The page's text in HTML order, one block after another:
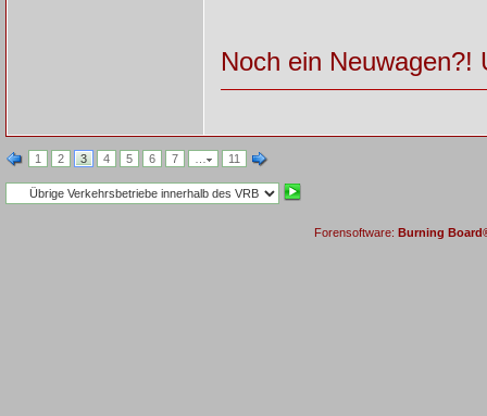
Noch ein Neuwagen?!
1 2 3 4 5 6 7 11
Forensoftware: Burning